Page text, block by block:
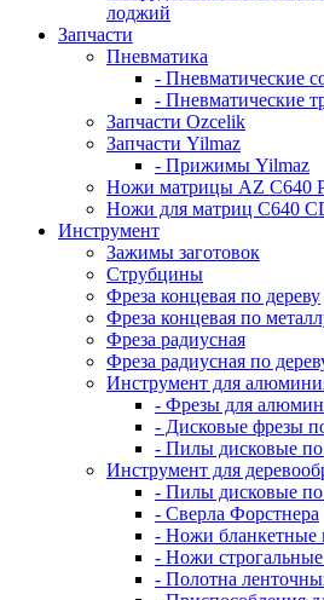
лоджий
Запчасти
Пневматика
- Пневматические
- Пневматические
Запчасти Ozcelik
Запчасти Yilmaz
- Прижимы Yilmaz
Ножи матрицы AZ C640
Ножи для матриц C640
Инструмент
Зажимы заготовок
Струбцины
Фреза концевая по дереву
Фреза концевая по
Фреза радиусная
Фреза радиусная по
Инструмент для
- Фрезы для
- Дисковые фрезы
- Пилы дисковые
Инструмент для
- Пилы дисковые по
- Сверла Форстнера
- Ножи бланкетные
- Ножи строгальные
- Полотна